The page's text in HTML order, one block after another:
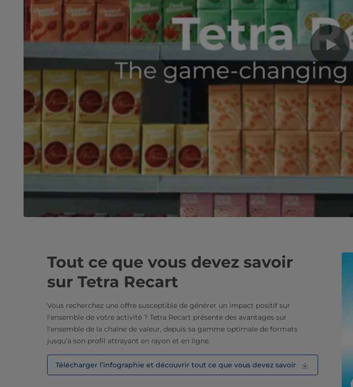
Tout ce que vous devez savoir
sur Tetra Recart
Vous recherchez une offre susceptible de générer un impact positif sur
l’ensemble de votre activité ? Tetra Recart présente des avantages sur
l’ensemble de la chaîne de valeur, depuis sa gamme optimale de formats
jusqu’à son profil attrayant en rayon et en ligne.
Télécharger l’infographie et découvrir tout ce que vous devez savoir